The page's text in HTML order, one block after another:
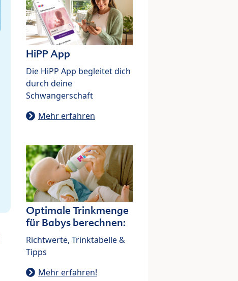
HiPP App
Die HiPP App begleitet dich
durch deine
Schwangerschaft
Mehr erfahren
Optimale Trinkmenge
für Babys berechnen:
Richtwerte, Trinktabelle &
Tipps
Mehr erfahren!